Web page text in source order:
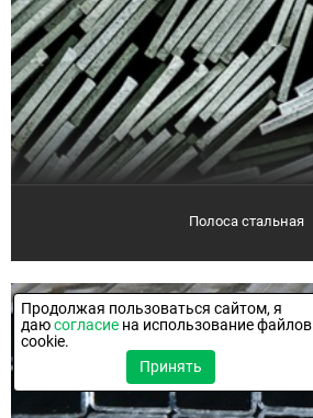
Полоса стальная
Продолжая пользоваться сайтом, я
даюсогласие на использование файлов
cookie.
Принять